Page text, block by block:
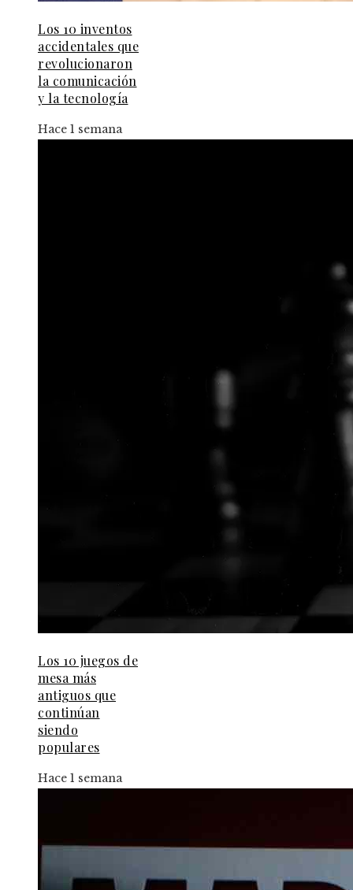
Los 10 inventos
accidentales que
revolucionaron
la comunicación
y la tecnología
Hace 1 semana
Los 10 juegos de
mesa más
antiguos que
continúan
siendo
populares
Hace 1 semana